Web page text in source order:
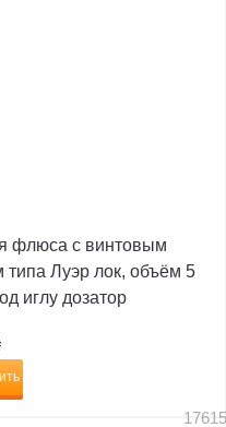
флюса с винтовым
типа Луэр лок, объём 5
иглу дозатор